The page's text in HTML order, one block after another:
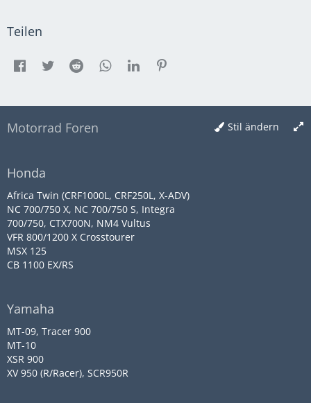
Teilen
Stil ändern
Motorrad Foren
Honda
Africa Twin (CRF1000L, CRF250L, X-ADV)
NC 700/750 X, NC 700/750 S, Integra
700/750, CTX700N, NM4 Vultus
VFR 800/1200 X Crosstourer
MSX 125
CB 1100 EX/RS
Yamaha
MT-09, Tracer 900
MT-10
XSR 900
XV 950 (R/Racer), SCR950R